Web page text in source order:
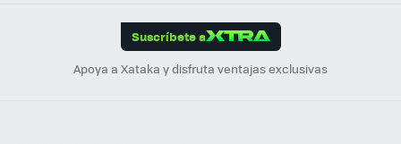
Suscríbete a
Apoya a Xataka y disfruta ventajas exclusivas